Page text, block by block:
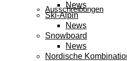
Ausschreibungen
News
Ski-Alpin
News
Snowboard
News
Nordische